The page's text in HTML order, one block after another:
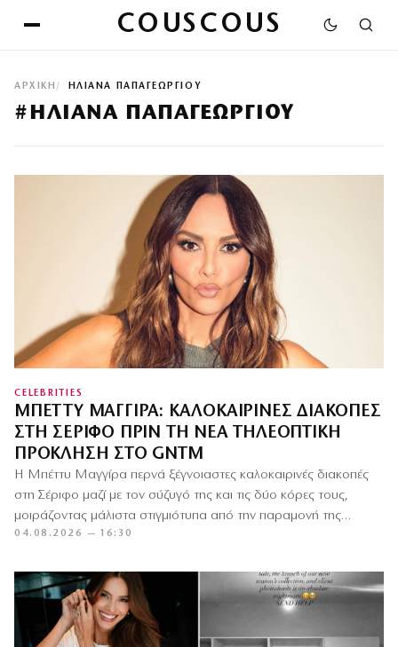
COUSCOUS
ΑΡΧΙΚΉ ΗΛΙΑΝΑ ΠΑΠΑΓΕΩΡΓΙΟΥ
#ΗΛΙΑΝΑ ΠΑΠΑΓΕΩΡΓΙΟΥ
CELEBRITIES
ΜΠΈΤΤΥ ΜΑΓΓΊΡΑ: ΚΑΛΟΚΑΙΡΙΝΈΣ ΔΙΑΚΟΠΈΣ
ΣΤΗ ΣΈΡΙΦΟ ΠΡΙΝ ΤΗ ΝΈΑ ΤΗΛΕΟΠΤΙΚΉ
ΠΡΌΚΛΗΣΗ ΣΤΟ GNTM
Η Μπέττυ Μαγγίρα περνά ξέγνοιαστες καλοκαιρινές διακοπές
στη Σέριφο μαζί με τον σύζυγό της και τις δύο κόρες τους,
μοιράζοντας μάλιστα στιγμιότυπα από την παραμονή της…
04.08.2026 — 16:30